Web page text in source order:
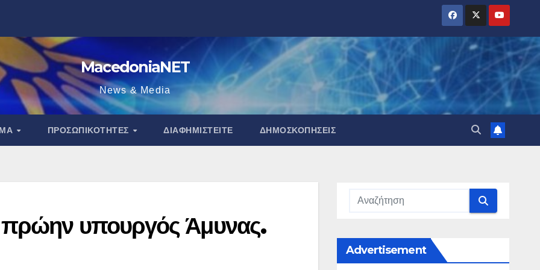
MacedoniaNET
News & Media
ΠΡΟΣΩΠΙΚΌΤΗΤΕΣ ΔΙΑΦΗΜΙΣΤΕΊΤΕ ΔΗΜΟΣΚΟΠΉΣΕΙΣ
υπουργός Άμυνας.
Advertisement